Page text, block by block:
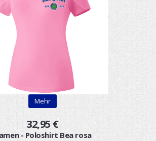
Mehr
32,95 €
- Poloshirt Bea rosa